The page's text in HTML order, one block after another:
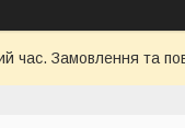
час. Замовлення та